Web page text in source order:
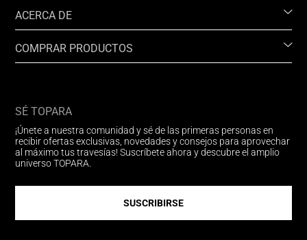
ACERCA DE
COMPRAR PRODUCTOS
SÉ TOPARA
¡Únete a nuestra comunidad y sé de las primeras personas en
recibir ofertas exclusivas, novedades y consejos para aprovechar
al máximo tus travesías! Suscríbete ahora y descubre el amplio
universo TOPARA.
SUSCRIBIRSE